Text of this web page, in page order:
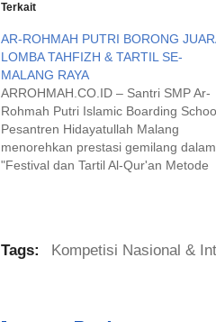
Terkait
AR-ROHMAH PUTRI BORONG
LOMBA TAHFIZH & TARTIL SE-
MALANG RAYA
ARROHMAH.CO.ID – Santri SMP Ar-
Rohmah Putri Islamic Boarding
Pesantren Hidayatullah Malang
menorehkan prestasi gemilang dalam
"Festival dan Tartil Al-Qur'an Metode
dua kategori, Kamis (27/1). Untuk
Tags: Kompetisi Nasional &